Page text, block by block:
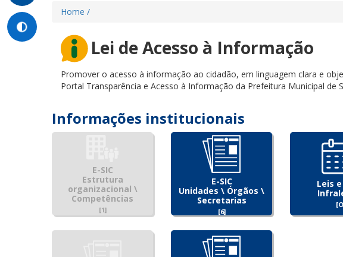
Home /
Lei de Acesso à Informação
Promover o acesso à informação ao cidadão, em linguagem clara e
Portal Transparência e Acesso à Informação da Prefeitura Municipal de
Informações institucionais
E-SIC
Estrutura
organizacional \
Competências
[1]
E-SIC
Unidades \ Órgãos \
Secretarias
[6]
Leis